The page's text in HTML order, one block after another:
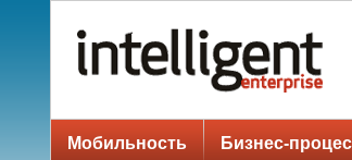
Мобильность Бизнес-